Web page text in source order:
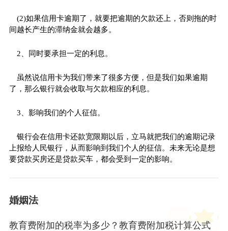
(2)如果信用卡逾期了，就要把逾期的欠款还上，否则拖的时
间越长产生的滞纳金就会越多。
2、同时要承担一定的利息。
虽然说信用卡为我们带来了很多方便，但是我们如果逾期
了，那么银行就会收取与欠款相应的利息。
3、影响我们的个人征信。
银行会在信用卡还款宽限期以后，立马就把我们的逾期记录
上报给人民银行，从而影响到我们个人的征信。未来无论是想
要贷款买房还是贷款买车，都会受到一定的影响。
婚姻法
教育费附加的税率为多少？教育费附加税计算公式